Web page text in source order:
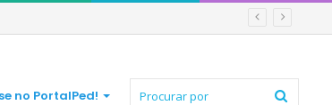
no PortalPed!